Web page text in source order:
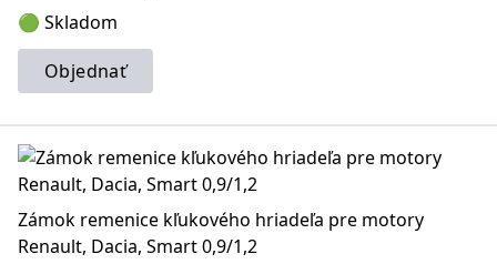
🟢 Skladom
Objednať
Zámok remenice kľukového hriadeľa pre motory
Renault, Dacia, Smart 0,9/1,2